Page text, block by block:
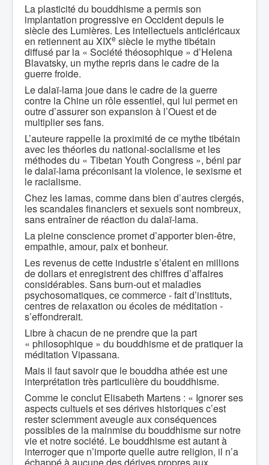
La plasticité du bouddhisme a permis son
implantation progressive en Occident depuis le
siècle des Lumières. Les intellectuels anticléricaux
en retiennent au XIXe siècle le mythe tibétain
diffusé par la « Société théosophique » d’Helena
Blavatsky, un mythe repris dans le cadre de la
guerre froide.
Le dalaï-lama joue dans le cadre de la guerre
contre la Chine un rôle essentiel, qui lui permet en
outre d’assurer son expansion à l’Ouest et de
multiplier ses fans.
L’auteure rappelle la proximité de ce mythe tibétain
avec les théories du national-socialisme et les
méthodes du « Tibetan Youth Congress », béni par
le dalaï-lama préconisant la violence, le sexisme et
le racialisme.
Chez les lamas, comme dans bien d’autres clergés,
les scandales financiers et sexuels sont nombreux,
sans entraîner de réaction du dalaï-lama.
La pleine conscience promet d’apporter bien-être,
empathie, amour, paix et bonheur.
Les revenus de cette industrie s’étalent en millions
de dollars et enregistrent des chiffres d’affaires
considérables. Sans burn-out et maladies
psychosomatiques, ce commerce - fait d’instituts,
centres de relaxation ou écoles de méditation -
s’effondrerait.
Libre à chacun de ne prendre que la part
« philosophique » du bouddhisme et de pratiquer la
méditation Vipassana.
Mais il faut savoir que le bouddha athée est une
interprétation très particulière du bouddhisme.
Comme le conclut Elisabeth Martens : « Ignorer ses
aspects cultuels et ses dérives historiques c’est
rester sciemment aveugle aux conséquences
possibles de la mainmise du bouddhisme sur notre
vie et notre société. Le bouddhisme est autant à
interroger que n’importe quelle autre religion, il n’a
échappé à aucune des dérives propres aux